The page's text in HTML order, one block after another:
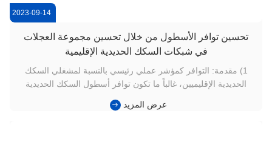
2023-09-14
تحسين توافر الأسطول من خلال تحسين مجموعة العجلات
في شبكات السكك الحديدية الإقليمية
1) مقدمة: التوافر كمؤشر عملي رئيسي بالنسبة لمشغلي السكك
الحديدية الإقليميين، غالباً ما تكون توافر أسطول السكك الحديدية
متغيرة، والمنحنيات الضيقة عرضة لسرعة ارتداء مسار التشغيل
عرض المزيد